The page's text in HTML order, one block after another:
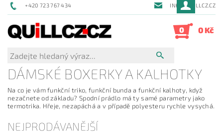
+420 723 767 434 INFO@QUILLCZ.CZ
0 0 Kč
DÁMSKÉ BOXERKY A KALHOTKY
Na co je vám funkční triko, funkční bunda a funkční kalhoty, když
nezačnete od základu? Spodní prádlo má ty samé parametry jako
termotrika. Hřeje, nezapáchá a v případě polyesteru rychle vysychá.
NEJPRODÁVANĚJŠÍ